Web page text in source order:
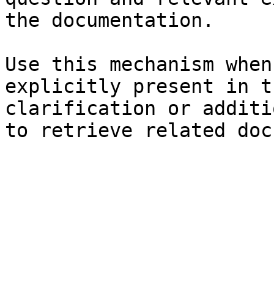
the documentation.
Use this mechanism
explicitly present in
clarification or